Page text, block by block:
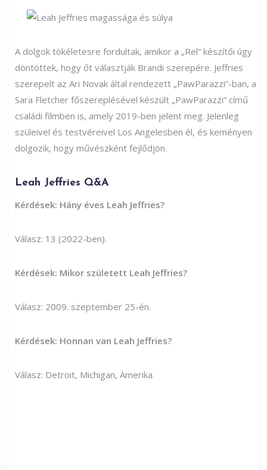
A dolgok tökéletesre fordultak, amikor a „Rel” készítői úgy
döntöttek, hogy őt választják Brandi szerepére. Jeffries
szerepelt az Ari Novak által rendezett „PawParazzi”-ban, a
Sara Fletcher főszereplésével készült „PawParazzi” című
családi filmben is, amely 2019-ben jelent meg. Jelenleg
szüleivel és testvéreivel Los Angelesben él, és keményen
dolgozik, hogy művészként fejlődjön.
Leah Jeffries Q&A
Kérdések: Hány éves Leah Jeffries?
Válasz: 13 (2022-ben).
Kérdések: Mikor született Leah Jeffries?
Válasz: 2009. szeptember 25-én.
Kérdések: Honnan van Leah Jeffries?
Válasz: Detroit, Michigan, Amerika.